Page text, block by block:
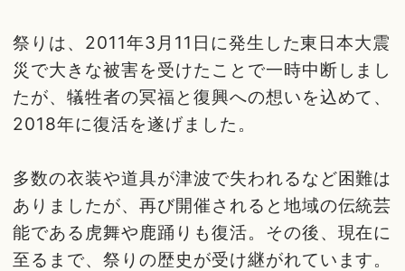
祭りは、2011年3月11日に発生した東日本大震
災で大きな被害を受けたことで一時中断しまし
たが、犠牲者の冥福と復興への想いを込めて、
2018年に復活を遂げました。
多数の衣装や道具が津波で失われるなど困難は
ありましたが、再び開催されると地域の伝統芸
能である虎舞や鹿踊りも復活。その後、現在に
至るまで、祭りの歴史が受け継がれています。